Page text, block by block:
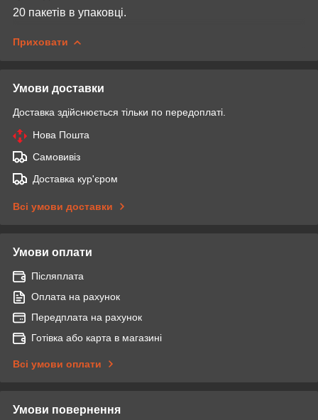
20 пакетів в упаковці.
Приховати
Умови доставки
Доставка здійснюється тільки по передоплаті.
Нова Пошта
Самовивіз
Доставка кур'єром
Всі умови доставки
Умови оплати
Післяплата
Оплата на рахунок
Передплата на рахунок
Готівка або карта в магазині
Всі умови оплати
Умови повернення